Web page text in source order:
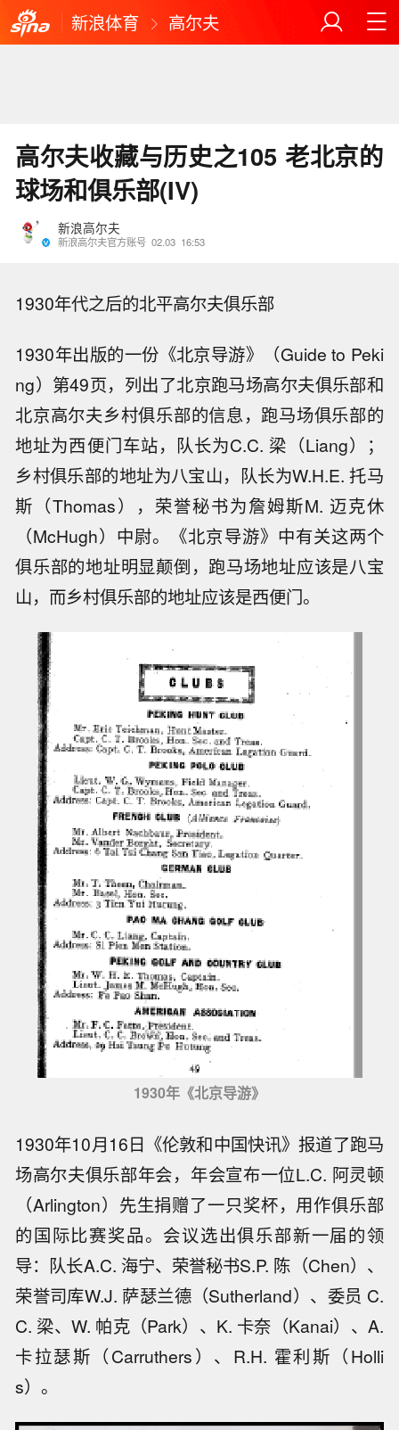
新浪体育 高尔夫
高尔夫收藏与历史之105 老北京的
球场和俱乐部(IV)
新浪高尔夫
新浪高尔夫官方账号 02.03 16:53
1930年代之后的北平高尔夫俱乐部
1930年出版的一份《北京导游》（Guide to Peki
ng）第49页，列出了北京跑马场高尔夫俱乐部和
北京高尔夫乡村俱乐部的信息，跑马场俱乐部的
地址为西便门车站，队长为C.C. 梁（Liang）；
乡村俱乐部的地址为八宝山，队长为W.H.E. 托马
斯（Thomas），荣誉秘书为詹姆斯M. 迈克休
（McHugh）中尉。《北京导游》中有关这两个
俱乐部的地址明显颠倒，跑马场地址应该是八宝
山，而乡村俱乐部的地址应该是西便门。
1930年《北京导游》
1930年10月16日《伦敦和中国快讯》报道了跑马
场高尔夫俱乐部年会，年会宣布一位L.C. 阿灵顿
（Arlington）先生捐赠了一只奖杯，用作俱乐部
的国际比赛奖品。会议选出俱乐部新一届的领
导：队长A.C. 海宁、荣誉秘书S.P. 陈（Chen）、
荣誉司库W.J. 萨瑟兰德（Sutherland）、委员 C.
C. 梁、W. 帕克（Park）、K. 卡奈（Kanai）、A.
卡拉瑟斯（Carruthers）、R.H. 霍利斯（Holli
s）。